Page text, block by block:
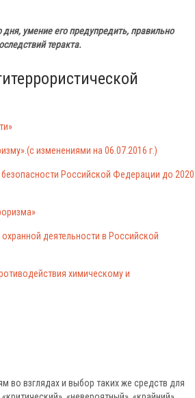
умение его предупредить, правильно
теракта.
изменениями на 06.07.2016 г.)
Российской Федерации до 2020
деятельности в Российской
химическому и
во взглядах и выбор таких же средств для